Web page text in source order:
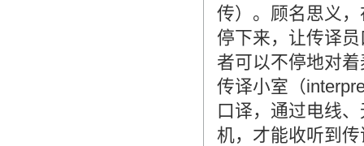
传）。顾名思义
停下来，让传译
者可以不停地对
传译小室（
口译，通过电线
机，才能收听到